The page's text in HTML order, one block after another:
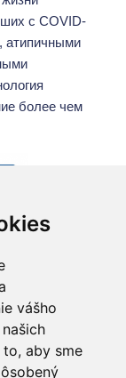
vášho
aby sme
с COVID-
атипичными
более чем
И